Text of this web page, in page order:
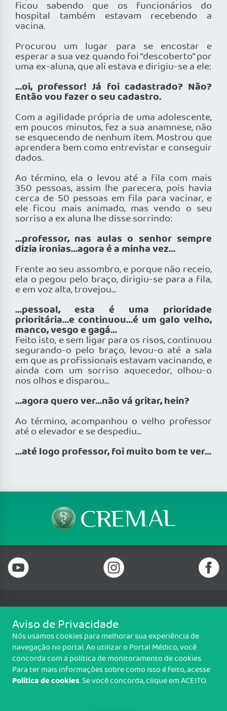
ficou sabendo que os funcionários do
hospital também estavam recebendo a
vacina.
Procurou um lugar para se encostar e
esperar a sua vez quando foi “descoberto” por
uma ex-aluna, que ali estava e dirigiu-se a ele:
…oi, professor! Já foi cadastrado? Não?
Então vou fazer o seu cadastro.
Com a agilidade própria de uma adolescente,
em poucos minutos, fez a sua anamnese, não
se esquecendo de nenhum item. Mostrou que
aprendera bem como entrevistar e conseguir
dados.
Ao término, ela o levou até a fila com mais
350 pessoas, assim lhe parecera, pois havia
cerca de 50 pessoas em fila para vacinar, e
ele ficou mais animado, mas vendo o seu
sorriso a ex aluna lhe disse sorrindo:
…professor, nas aulas o senhor sempre
dizia ironias…agora é a minha vez…
Frente ao seu assombro, e porque não receio,
ela o pegou pelo braço, dirigiu-se para a fila,
e em voz alta, trovejou…
…pessoal, esta é uma prioridade
prioritária…e continuou…é um galo velho,
manco, vesgo e gagá…
Feito isto, e sem ligar para os risos, continuou
segurando-o pelo braço, levou-o até a sala
em que as profissionais estavam vacinando, e
ainda com um sorriso aquecedor, olhou-o
nos olhos e disparou…
…agora quero ver…não vá gritar, hein?
Ao término, acompanhou o velho professor
até o elevador e se despediu…
…até logo professor, foi muito bom te ver…
Telefone: (82) 3036 3800
Email: faleconosco@crmal.org.br
Av. Durval de Góes Monteiro, 5132 - Tabuleiro do Martins Maceió - AL,
57062-830
Funcionamento de seg. a sex., 8h às 17h
Copyright CREMAL. Todos os direitos reservados.
Aviso de Privacidade
Nós usamos cookies para melhorar sua experiência de
navegação no portal. Ao utilizar o Portal Médico, você
concorda com a política de monitoramento de cookies.
Para ter mais informações sobre como isso é feito, acesse
Política de cookies. Se você concorda, clique em ACEITO.